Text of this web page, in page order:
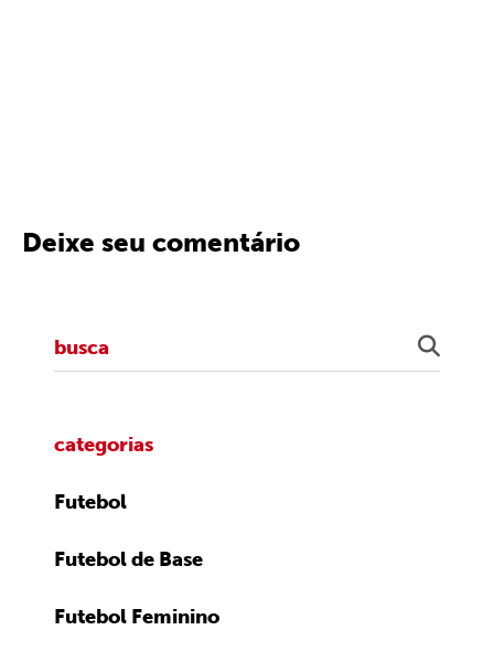
Deixe seu comentário
categorias
Futebol
Futebol de Base
Futebol Feminino